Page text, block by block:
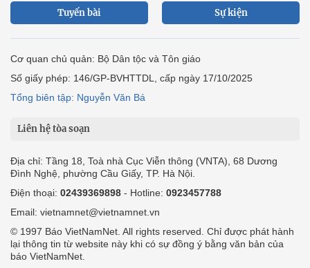
Tuyến bài Sự kiện
Cơ quan chủ quản: Bộ Dân tộc và Tôn giáo
Số giấy phép: 146/GP-BVHTTDL, cấp ngày 17/10/2025
Tổng biên tập: Nguyễn Văn Bá
Liên hệ tòa soạn
Địa chỉ: Tầng 18, Toà nhà Cục Viễn thông (VNTA), 68 Dương
Đình Nghệ, phường Cầu Giấy, TP. Hà Nội.
Điện thoại: 02439369898 - Hotline: 0923457788
Email: vietnamnet@vietnamnet.vn
© 1997 Báo VietNamNet. All rights reserved. Chỉ được phát hành
lại thông tin từ website này khi có sự đồng ý bằng văn bản của
báo VietNamNet.